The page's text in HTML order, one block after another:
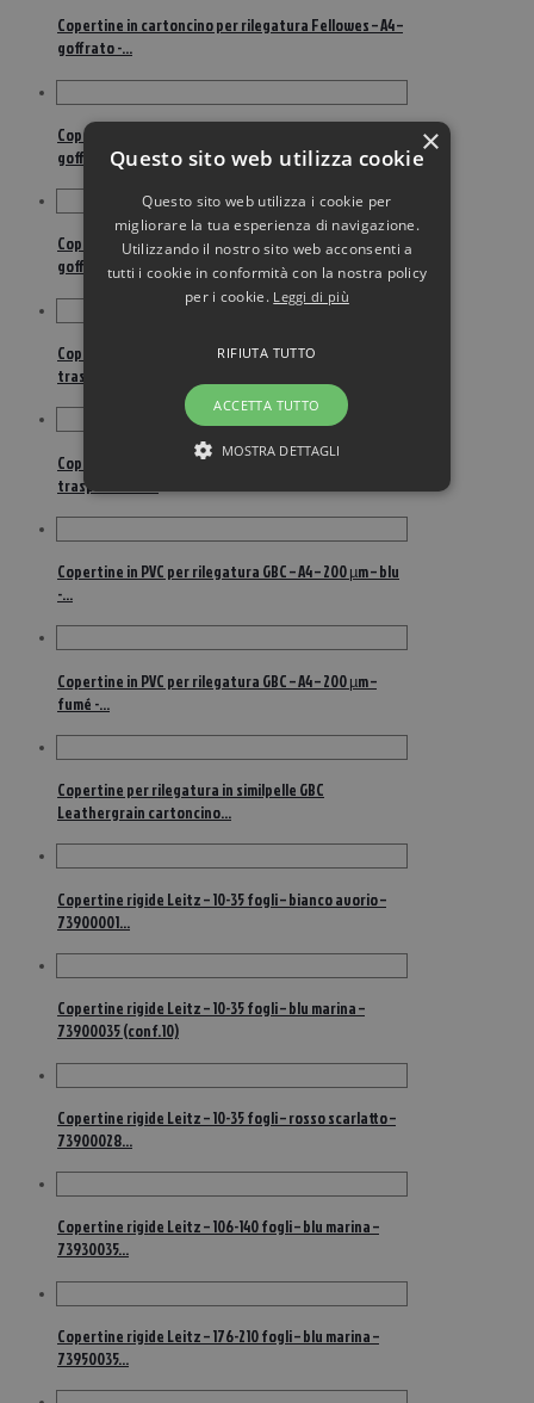
Copertine in cartoncino per rilegatura Fellowes – A4 –
goffrato -…
Copertine in cartoncino per rilegatura Fellowes – A4 –
goffrato -…
Copertine in cartoncino per rilegatura Fellowes – A4 –
goffrato -…
Copertine in PVC per rilegatura GBC – A4 – 150 µm –
trasparente -…
Copertine in PVC per rilegatura GBC – A4 – 180 µm –
trasparente -…
Copertine in PVC per rilegatura GBC – A4 – 200 µm – blu
-…
Copertine in PVC per rilegatura GBC – A4 – 200 µm –
fumé -…
Copertine per rilegatura in similpelle GBC
Leathergrain cartoncino…
Copertine rigide Leitz – 10-35 fogli – bianco avorio –
73900001…
Copertine rigide Leitz – 10-35 fogli – blu marina –
73900035 (conf.10)
Copertine rigide Leitz – 10-35 fogli – rosso scarlatto –
73900028…
Copertine rigide Leitz – 106-140 fogli – blu marina –
73930035…
Copertine rigide Leitz – 176-210 fogli – blu marina –
73950035…
×
Questo sito web utilizza cookie
Questo sito web utilizza i cookie per
migliorare la tua esperienza di navigazione.
Utilizzando il nostro sito web acconsenti a
tutti i cookie in conformità con la nostra policy
per i cookie. Leggi di più
ACCETTA TUTTO
RIFIUTA TUTTO
MOSTRA DETTAGLI